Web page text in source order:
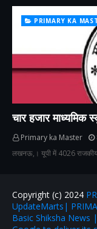
PRIMARY KA
चार हजार माध्यमिक
Primary ka Master
लखनऊ,। यूपी में 4026 राजकीय
Copyright (c) 2024
UpdateMarts|
Basic Shiksha News